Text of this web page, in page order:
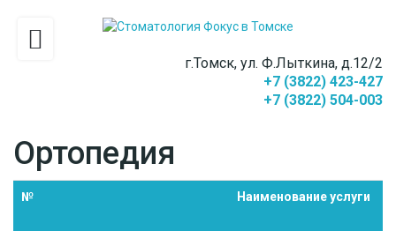
г.Томск, ул. Ф.Лыткина, д.12/2
+7 (3822) 423-427
+7 (3822) 504-003
Ортопедия
№ Наименование услуги